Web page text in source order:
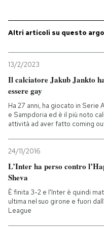
Altri articoli su questo
13/2/2023
Il calciatore Jakub Jankto
essere gay
Ha 27 anni, ha giocato in Serie
e Sampdoria ed è il più noto
attività ad aver fatto coming
24/11/2016
L’Inter ha perso contro
Sheva
È finita 3-2 e l'Inter è quindi
ultima nel suo girone e fuori
League